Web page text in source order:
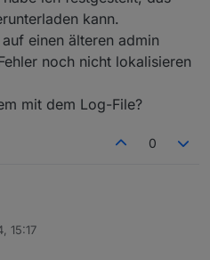
kann.
einen älteren admin
noch nicht lokalisieren
mit dem Log-File?
0
letzten Stand, dann passen
zu der Anzeige.
15:17